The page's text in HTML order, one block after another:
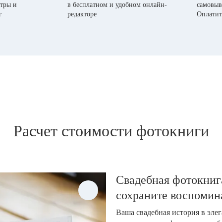
и
в бесплатном и удобном онлайн-
редакторе
Расчет стоимости фотокниги
Свадебная
сохраните
Ваша свадебная история в